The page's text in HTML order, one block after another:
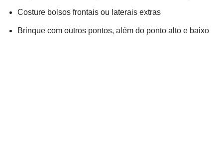
Costure bolsos frontais ou laterais extras
Brinque com outros pontos, além do ponto alto e baixo